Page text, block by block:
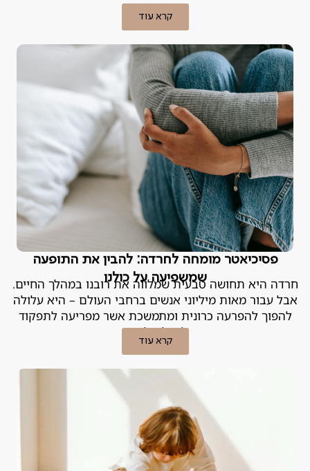
קרא עוד
פסיכיאטר מומחה לחרדה: להבין את התופעה
שמשפיעה על כולנו
חרדה היא תחושה טבעית שמלווה את רובנו במהלך החיים.
אבל עבור מאות מיליוני אנשים ברחבי העולם – היא עלולה
להפוך להפרעה כרונית ומתמשכת אשר מפריעה לתפקוד
היומיומי וליכולת ליהנות מהחיים
קרא עוד